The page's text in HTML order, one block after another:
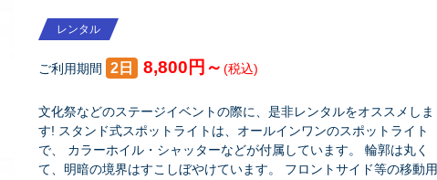
レンタル
ご利用期間 2日 8,800円～ (税込)
文化祭などのステージイベントの際に、是非レンタルをオススメしま
す! スタンド式スポットライトは、オールインワンのスポットライト
で、 カラーホイル・シャッターなどが付属しています。 輪郭は丸く
て、明暗の境界はすこしぼやけています。 フロントサイド等の移動用